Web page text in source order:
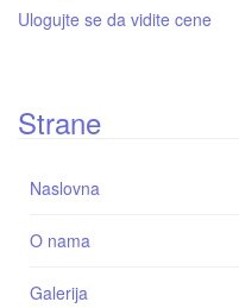
Ulogujte se da vidite cene
Strane
Naslovna
O nama
Galerija